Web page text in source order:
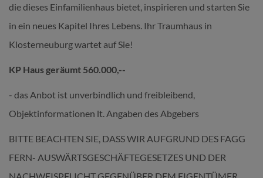
die dieses Einfamilienhaus bietet, inspirieren und starten Sie
in ein neues Kapitel Ihres Lebens. Ihr Traumhaus in
Klosterneuburg wartet auf Sie!
KP Haus geräumt 560.000,--
- das Anbot ist unverbindlich und freibleibend,
Objektinformationen lt. Angaben des Abgebers
BITTE BEACHTEN SIE, DASS WIR AUFGRUND DES FAGG
FERN- AUSWÄRTSGESCHÄFTEGESETZES UND DER